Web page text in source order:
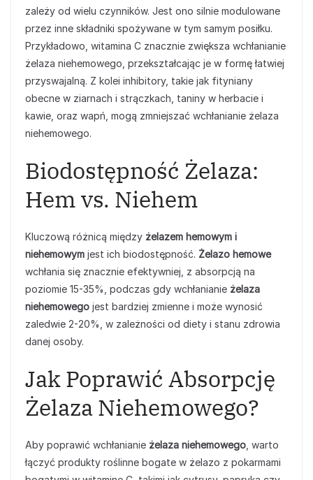
zależy od wielu czynników. Jest ono silnie modulowane
przez inne składniki spożywane w tym samym posiłku.
Przykładowo, witamina C znacznie zwiększa wchłanianie
żelaza niehemowego, przekształcając je w formę łatwiej
przyswajalną. Z kolei inhibitory, takie jak fityniany
obecne w ziarnach i strączkach, taniny w herbacie i
kawie, oraz wapń, mogą zmniejszać wchłanianie żelaza
niehemowego.
Biodostępność Żelaza:
Hem vs. Niehem
Kluczową różnicą między żelazem hemowym i
niehemowym jest ich biodostępność. Żelazo hemowe
wchłania się znacznie efektywniej, z absorpcją na
poziomie 15-35%, podczas gdy wchłanianie żelaza
niehemowego jest bardziej zmienne i może wynosić
zaledwie 2-20%, w zależności od diety i stanu zdrowia
danej osoby.
Jak Poprawić Absorpcję
Żelaza Niehemowego?
Aby poprawić wchłanianie żelaza niehemowego , warto
łączyć produkty roślinne bogate w żelazo z pokarmami